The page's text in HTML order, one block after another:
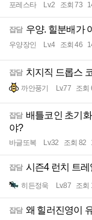
포레스타 Lv.2 조회 73
잡담 우양. 힐분배가
우양장인 Lv.4 조회 46
잡담 치지직 드롭스
까안풍기 Lv.77 조회
잡담 배틀코인 초기
야?
바글또복 Lv.32 조회 82
잡담 시즌4 런치 트
히든정욱 Lv.87 조회
잡담 왜 힐러진영이